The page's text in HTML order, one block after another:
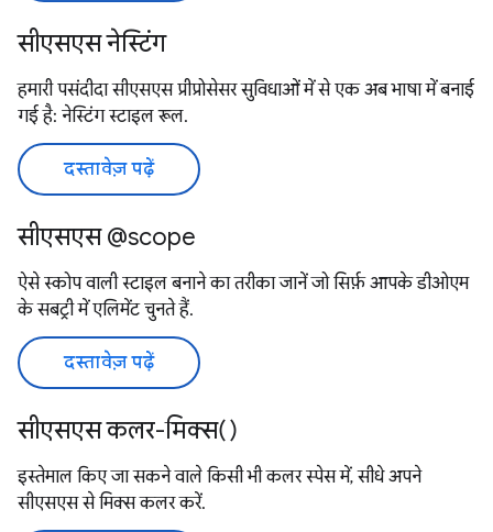
सीएसएस नेस्टिंग
हमारी पसंदीदा सीएसएस प्रीप्रोसेसर सुविधाओं में से एक अब भाषा में बनाई
गई है: नेस्टिंग स्टाइल रूल.
दस्तावेज़ पढ़ें
सीएसएस @scope
ऐसे स्कोप वाली स्टाइल बनाने का तरीका जानें जो सिर्फ़ आपके डीओएम
के सबट्री में एलिमेंट चुनते हैं.
दस्तावेज़ पढ़ें
सीएसएस कलर-मिक्स()
इस्तेमाल किए जा सकने वाले किसी भी कलर स्पेस में, सीधे अपने
सीएसएस से मिक्स कलर करें.